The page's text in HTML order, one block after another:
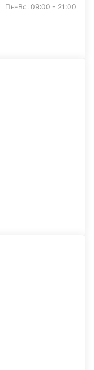
Пн-Вс: 09:00 - 21:00